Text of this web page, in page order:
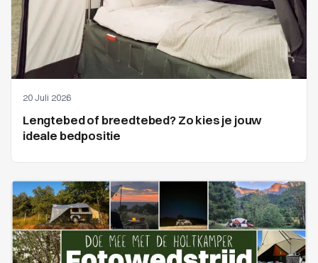
20 Juli 2026
Lengtebed of breedtebed? Zo kies je jouw
ideale bedpositie